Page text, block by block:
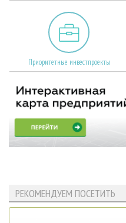
Приоритетные инвестпроекты
РЕКОМЕНДУЕМ ПОСЕТИТЬ